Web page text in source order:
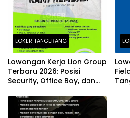
LOKER TANGERANG
Lowongan Kerja Lion Group
Terbaru 2026: Posisi
Security, Office Boy, dan